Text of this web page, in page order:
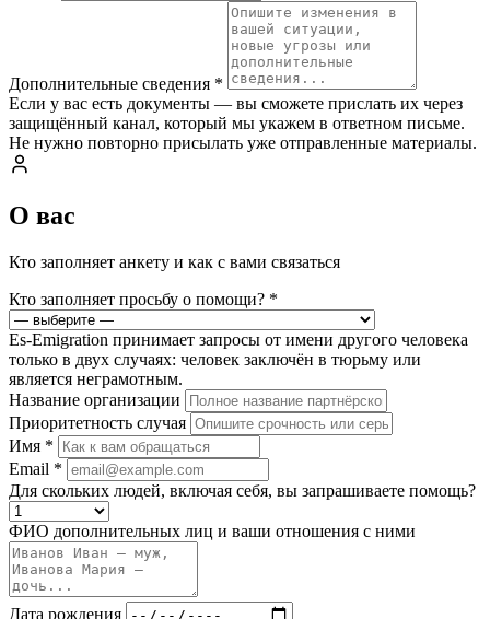
Дополнительные сведения *
Если у вас есть документы — вы сможете прислать их через
защищённый канал, который мы укажем в ответном письме.
Не нужно повторно присылать уже отправленные материалы.
О вас
Кто заполняет анкету и как с вами связаться
Кто заполняет просьбу о помощи? *
Es-Emigration принимает запросы от имени другого человека
только в двух случаях: человек заключён в тюрьму или
является неграмотным.
Название организации
Приоритетность случая
Имя *
Email *
Для скольких людей, включая себя, вы запрашиваете помощь?
ФИО дополнительных лиц и ваши отношения с ними
Дата рождения